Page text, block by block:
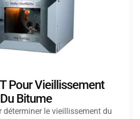
Pour Vieillissement
Du Bitume
déterminer le vieillissement du